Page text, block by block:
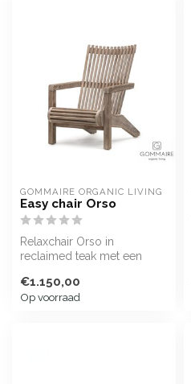
GOMMAIRE ORGANIC LIVING
Easy chair Orso
Relaxchair Orso in
reclaimed teak met een
€1.150,00
Op voorraad